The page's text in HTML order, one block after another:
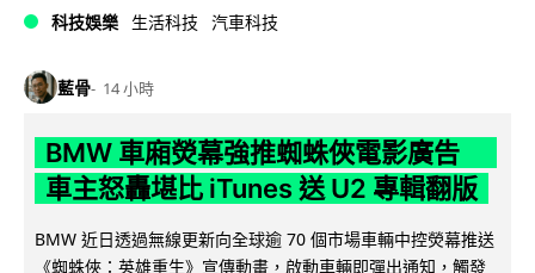
科技娛樂 生活科技 汽車科技
藍骨 14 小時
BMW 車廂熒幕強推蜘蛛俠電影廣告
車主怒轟堪比 iTunes 送 U2 專輯翻版
BMW 近日透過無線更新向全球逾 70 個市場車輛中控熒幕推送
《蜘蛛俠：英雄重生》宣傳動畫，啟動車輛即彈出通知，觸發